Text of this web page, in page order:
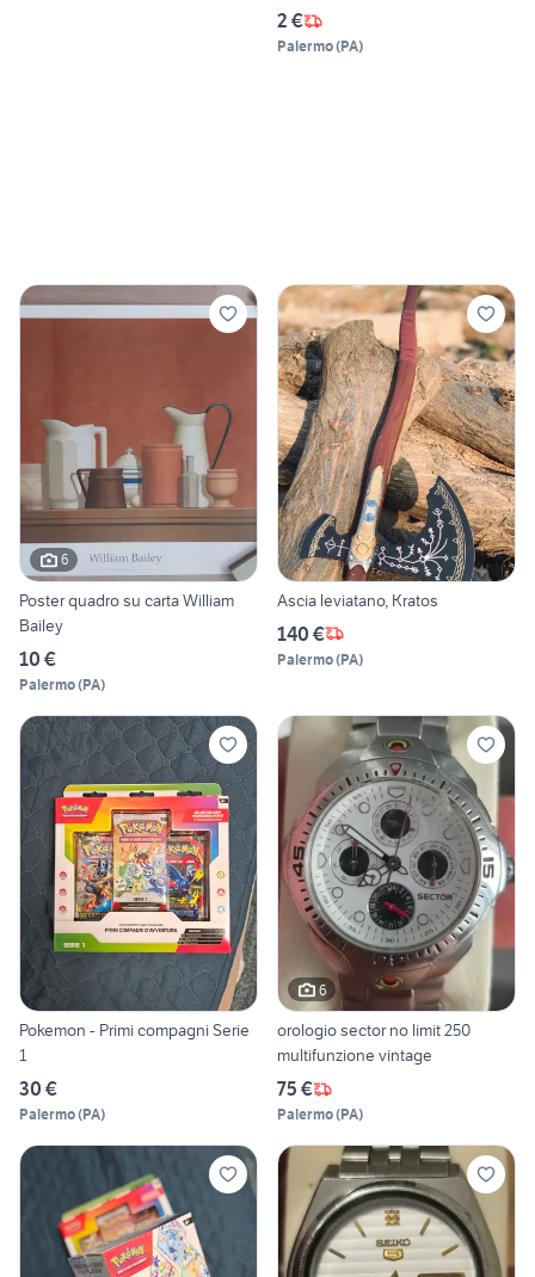
2 €
Palermo(PA)
6
Poster quadro su carta William
Bailey
10 €
Palermo(PA)
Ascia leviatano, Kratos
140 €
Palermo(PA)
Pokemon - Primi compagni Serie
1
30 €
Palermo(PA)
6
orologio sector no limit 250
multifunzione vintage
75 €
Palermo(PA)